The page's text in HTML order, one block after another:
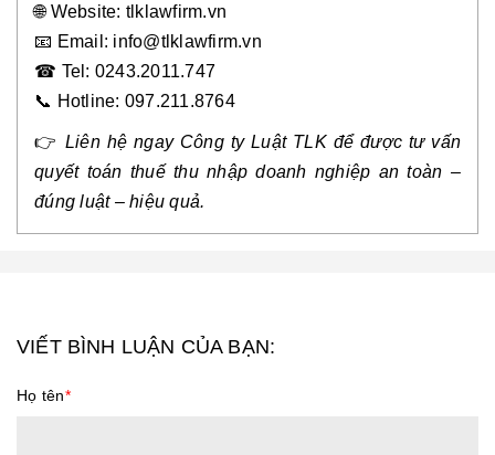
🌐Website: tlklawfirm.vn
📧 Email: info@tlklawfirm.vn
☎ Tel: 0243.2011.747
📞 Hotline: 097.211.8764
👉 Liên hệ ngay Công ty Luật TLK để được tư vấn
quyết toán thuế thu nhập doanh nghiệp an toàn –
đúng luật – hiệu quả.
VIẾT BÌNH LUẬN CỦA BẠN:
Họ tên*